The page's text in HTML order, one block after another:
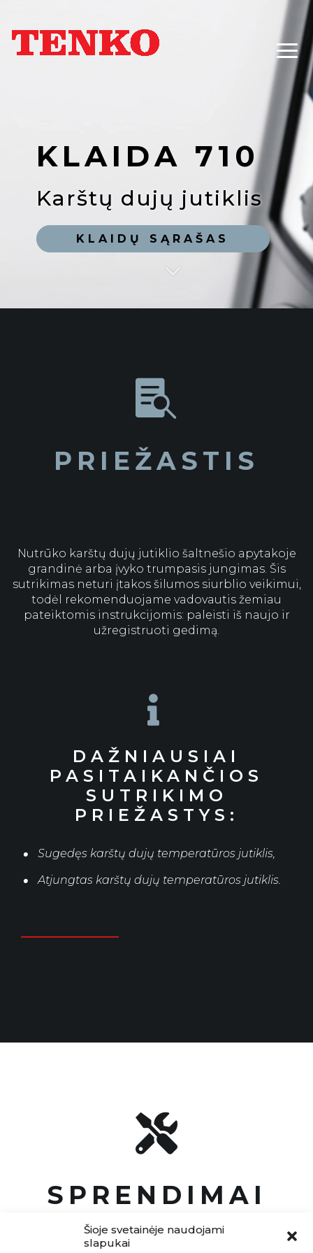
Šioje svetainėje naudojami
slapukai
KLAIDA 710
Karštų dujų jutiklis
KLAIDŲ SĄRAŠAS

PRIEŽASTIS
Nutrūko karštų dujų jutiklio šaltnešio apytakoje
grandinė arba įvyko trumpasis jungimas. Šis
sutrikimas neturi įtakos šilumos siurblio veikimui,
todėl rekomenduojame vadovautis žemiau
pateiktomis instrukcijomis: paleisti iš naujo ir
užregistruoti gedimą.

DAŽNIAUSIAI
PASITAIKANČIOS
SUTRIKIMO
PRIEŽASTYS:
Sugedęs karštų dujų temperatūros jutiklis,
Atjungtas karštų dujų temperatūros jutiklis.

SPRENDIMAI